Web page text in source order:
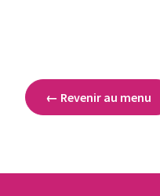
← Revenir au menu